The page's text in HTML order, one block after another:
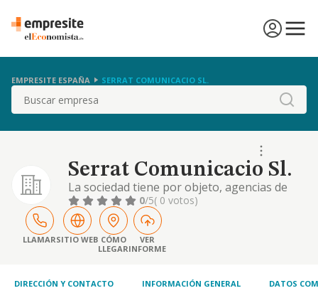
EMPRESITE ESPAÑA SERRAT COMUNICACIO SL.
Buscar
Serrat Comunicacio Sl.
La sociedad tiene por objeto, agencias de
publicidad, servicios de publicidad relaciones
públicas y similares, intermediación en el
comercio de productos diversos y
consultoría empresarial en márquetin y
ventas
0/5( 0 votos)
LLAMARSITIO WEB CÓMO
LLEGAR
VER
INFORME
DIRECCIÓN Y CONTACTO INFORMACIÓN GENERAL DATOS